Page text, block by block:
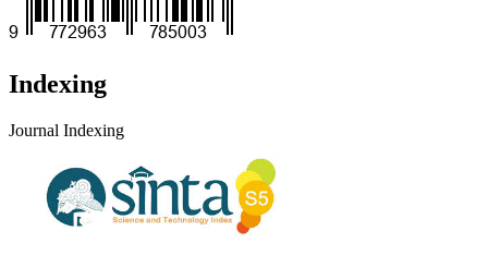
Indexing
Journal Indexing